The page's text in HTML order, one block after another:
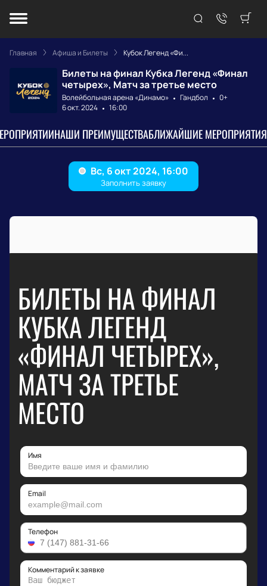
Главная Афиша и Билеты Кубок Легенд «Фи...
Билеты на финал Кубка Легенд «Финал
четырех», Матч за третье место
Волейбольная арена «Динамо» Гандбол
0+
6 окт. 2024
16:00
НАШИ ПРЕИМУЩЕСТВАБЛИЖАЙШИЕ МЕРОПРИЯТИЯ
БИЛЕТЫ НА ФИНАЛ
КУБКА ЛЕГЕНД
«ФИНАЛ ЧЕТЫРЕХ»,
МАТЧ ЗА ТРЕТЬЕ
МЕСТО
Имя
Email
Телефон
Комментарий к заявке